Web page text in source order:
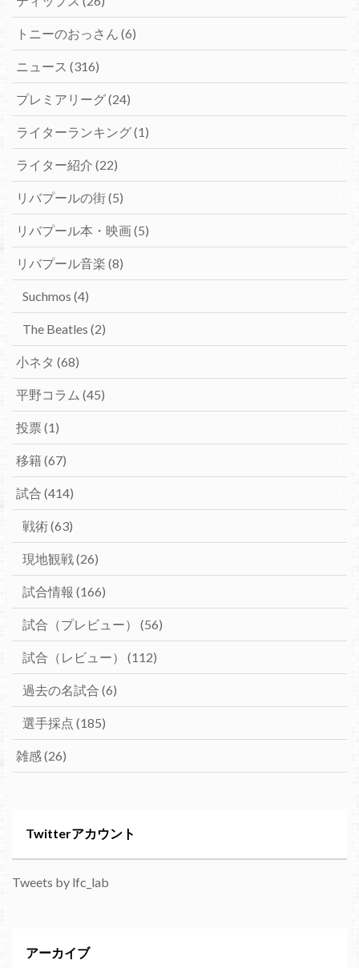
トニーのおっさん (6)
ニュース (316)
プレミアリーグ(24)
ライターランキング(1)
ライター紹介 (22)
リバプールの街(5)
リバプール本・映画(5)
リバプール音楽 (8)
Suchmos (4)
The Beatles (2)
小ネタ (68)
平野コラム (45)
投票 (1)
移籍(67)
試合 (414)
戦術(63)
現地観戦(26)
試合情報 (166)
試合（プレビュー） (56)
試合（レビュー） (112)
過去の名試合 (6)
選手採点 (185)
雑感(26)
Twitterアカウント
Tweets by lfc_lab
アーカイブ